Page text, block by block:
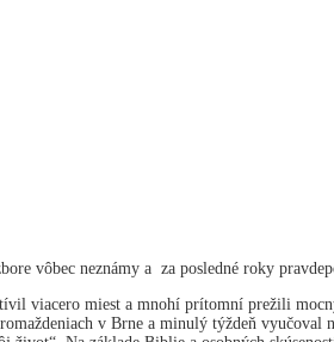
vôbec neznámy a za posledné roky
viacero miest a mnohí prítomní prežili
v Brne a minulý týždeň